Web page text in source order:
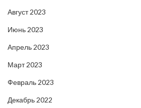
Август 2023
Июнь 2023
Апрель 2023
Март 2023
Февраль 2023
Декабрь 2022